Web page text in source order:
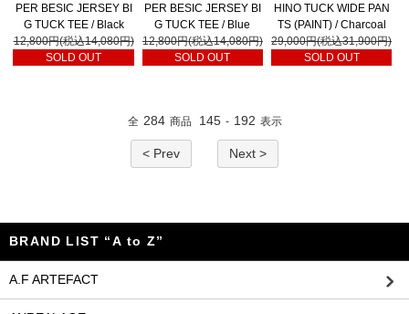
PER BESIC JERSEY BI
G TUCK TEE / Black
12,800円(税込14,080円)
SOLD OUT
PER BESIC JERSEY BI
G TUCK TEE / Blue
12,800円(税込14,080円)
SOLD OUT
HINO TUCK WIDE PAN
TS (PAINT) / Charcoal
29,000円(税込31,900円)
SOLD OUT
全 284 商品 145 - 192 表示
< Prev Next >
BRAND LIST “A to Z”
A.F ARTEFACT